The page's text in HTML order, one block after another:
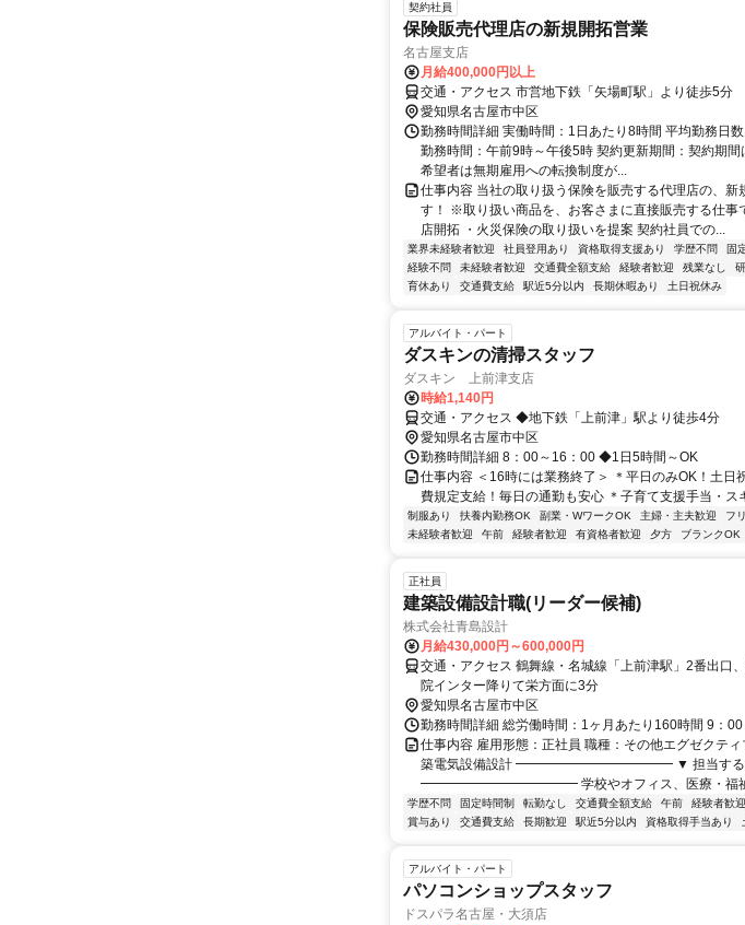
契約社員
保険販売代理店の新規開拓営業
名古屋支店
月給400,000円以上
交通・アクセス 市営地下鉄「矢場町駅」より徒歩5分
愛知県名古屋市中区
勤務時間詳細 実働時間：1日あたり8時間 平均勤務日
勤務時間：午前9時～午後5時 契約更新期間：契約期間
希望者は無期雇用への転換制度が...
仕事内容 当社の取り扱う保険を販売する代理店の、新
す！ ※取り扱い商品を、お客さまに直接販売する仕事
店開拓 ・火災保険の取り扱いを提案 契約社員での...
業界未経験者歓迎 社員登用あり 資格取得支援あり 学歴不問 固
経験不問
未経験者歓迎 交通費全額支給 経験者歓迎 残業なし
育休あり
交通費支給 駅近5分以内 長期休暇あり 土日祝休み
アルバイト・パート
ダスキンの清掃スタッフ
ダスキン 上前津支店
時給1,140円
交通・アクセス ◆地下鉄「上前津」駅より徒歩4分
愛知県名古屋市中区
勤務時間詳細 8：00～16：00 ◆1日5時間～OK
仕事内容 ＜16時には業務終了＞ ＊平日のみOK！土
費規定支給！毎日の通勤も安心 ＊子育て支援手当・
制服あり 扶養内勤務OK 副業・WワークOK 主婦・主夫歓迎 フ
未経験者歓迎
午前 経験者歓迎 有資格者歓迎 夕方 ブランクOK
正社員
建築設備設計職(リーダー候補)
株式会社青島設計
月給430,000円～600,000円
交通・アクセス 鶴舞線・名城線「上前津駅」2番出口
院インター降りて栄方面に3分
愛知県名古屋市中区
勤務時間詳細 総労働時間：1ヶ月あたり160時間 9：00
仕事内容 雇用形態：正社員 職種：その他エグゼクテ
築電気設備設計 ━━━━━━━━━━━━ ▼ 担当する
━━━━━━━━━━━━ 学校やオフィス、医療・福
学歴不問 固定時間制 転勤なし 交通費全額支給 午前 経験者歓迎
賞与あり
交通費支給 長期歓迎 駅近5分以内 資格取得手当あり
アルバイト・パート
パソコンショップスタッフ
ドスパラ名古屋・大須店